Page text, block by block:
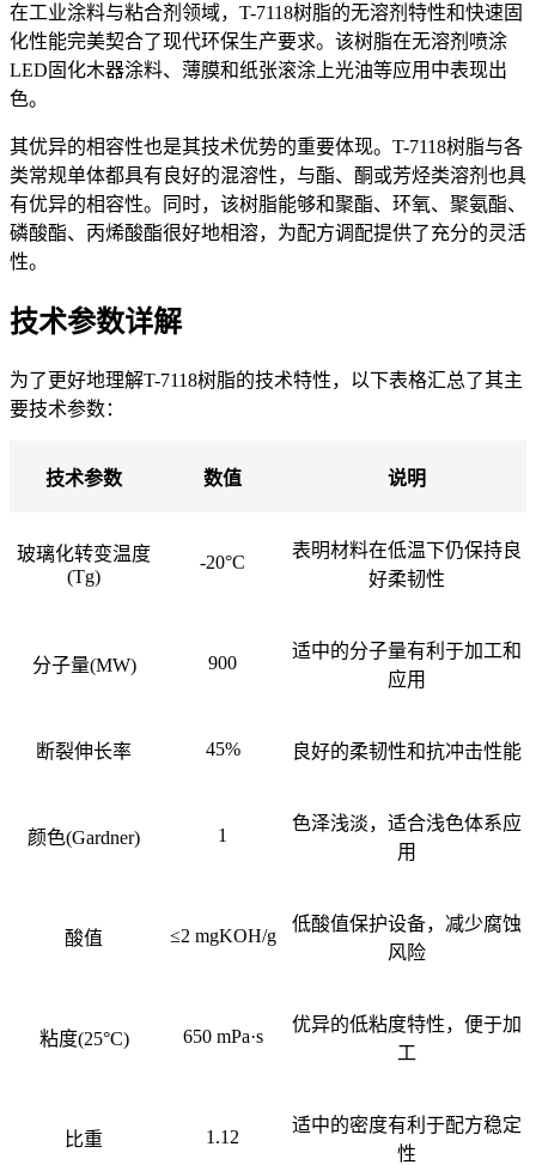
在工业涂料与粘合剂领域， T-7118树脂的无溶剂特性和快速固
化性能完美契合了现代环保生产要求。该树脂在无溶剂喷涂
LED固化木器涂料、薄膜和纸张滚涂上光油等应用中表现出
色。
其优异的相容性也是其技术优势的重要体现。 T-7118树脂与各
类常规单体都具有良好的混溶性，与酯、酮或芳烃类溶剂也具
有优异的相容性。同时，该树脂能够和聚酯、环氧、聚氨酯、
磷酸酯、丙烯酸酯很好地相溶，为配方调配提供了充分的灵活
性。
技术参数详解
为了更好地理解T-7118树脂的技术特性，以下表格汇总了其主
要技术参数：
技术参数 数值 说明
玻璃化转变温度
(Tg)
-20°C
表明材料在低温下仍保持良
好柔韧性
分子量(MW) 900
适中的分子量有利于加工和
应用
断裂伸长率 45% 良好的柔韧性和抗冲击性能
颜色(Gardner) 1
色泽浅淡，适合浅色体系应
用
酸值 ≤2 mgKOH/g
低酸值保护设备，减少腐蚀
风险
粘度(25°C) 650 mPa·s
优异的低粘度特性，便于加
工
比重 1.12
适中的密度有利于配方稳定
性